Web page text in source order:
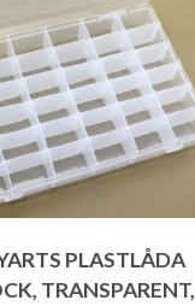
PLASTLÅDA
TRANSPARENT,